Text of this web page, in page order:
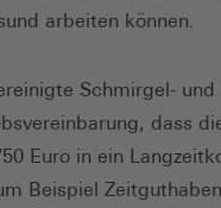
arbeiten können.
Schmirgel- und
dass
Euro in ein
Beispiel